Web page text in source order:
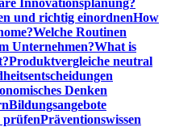
Innovationsplanung?
und richtig einordnenHow
Welche Routinen
Unternehmen?What is
Produktvergleiche neutral
Denken
Bildungsangebote
prüfenPräventionswissen